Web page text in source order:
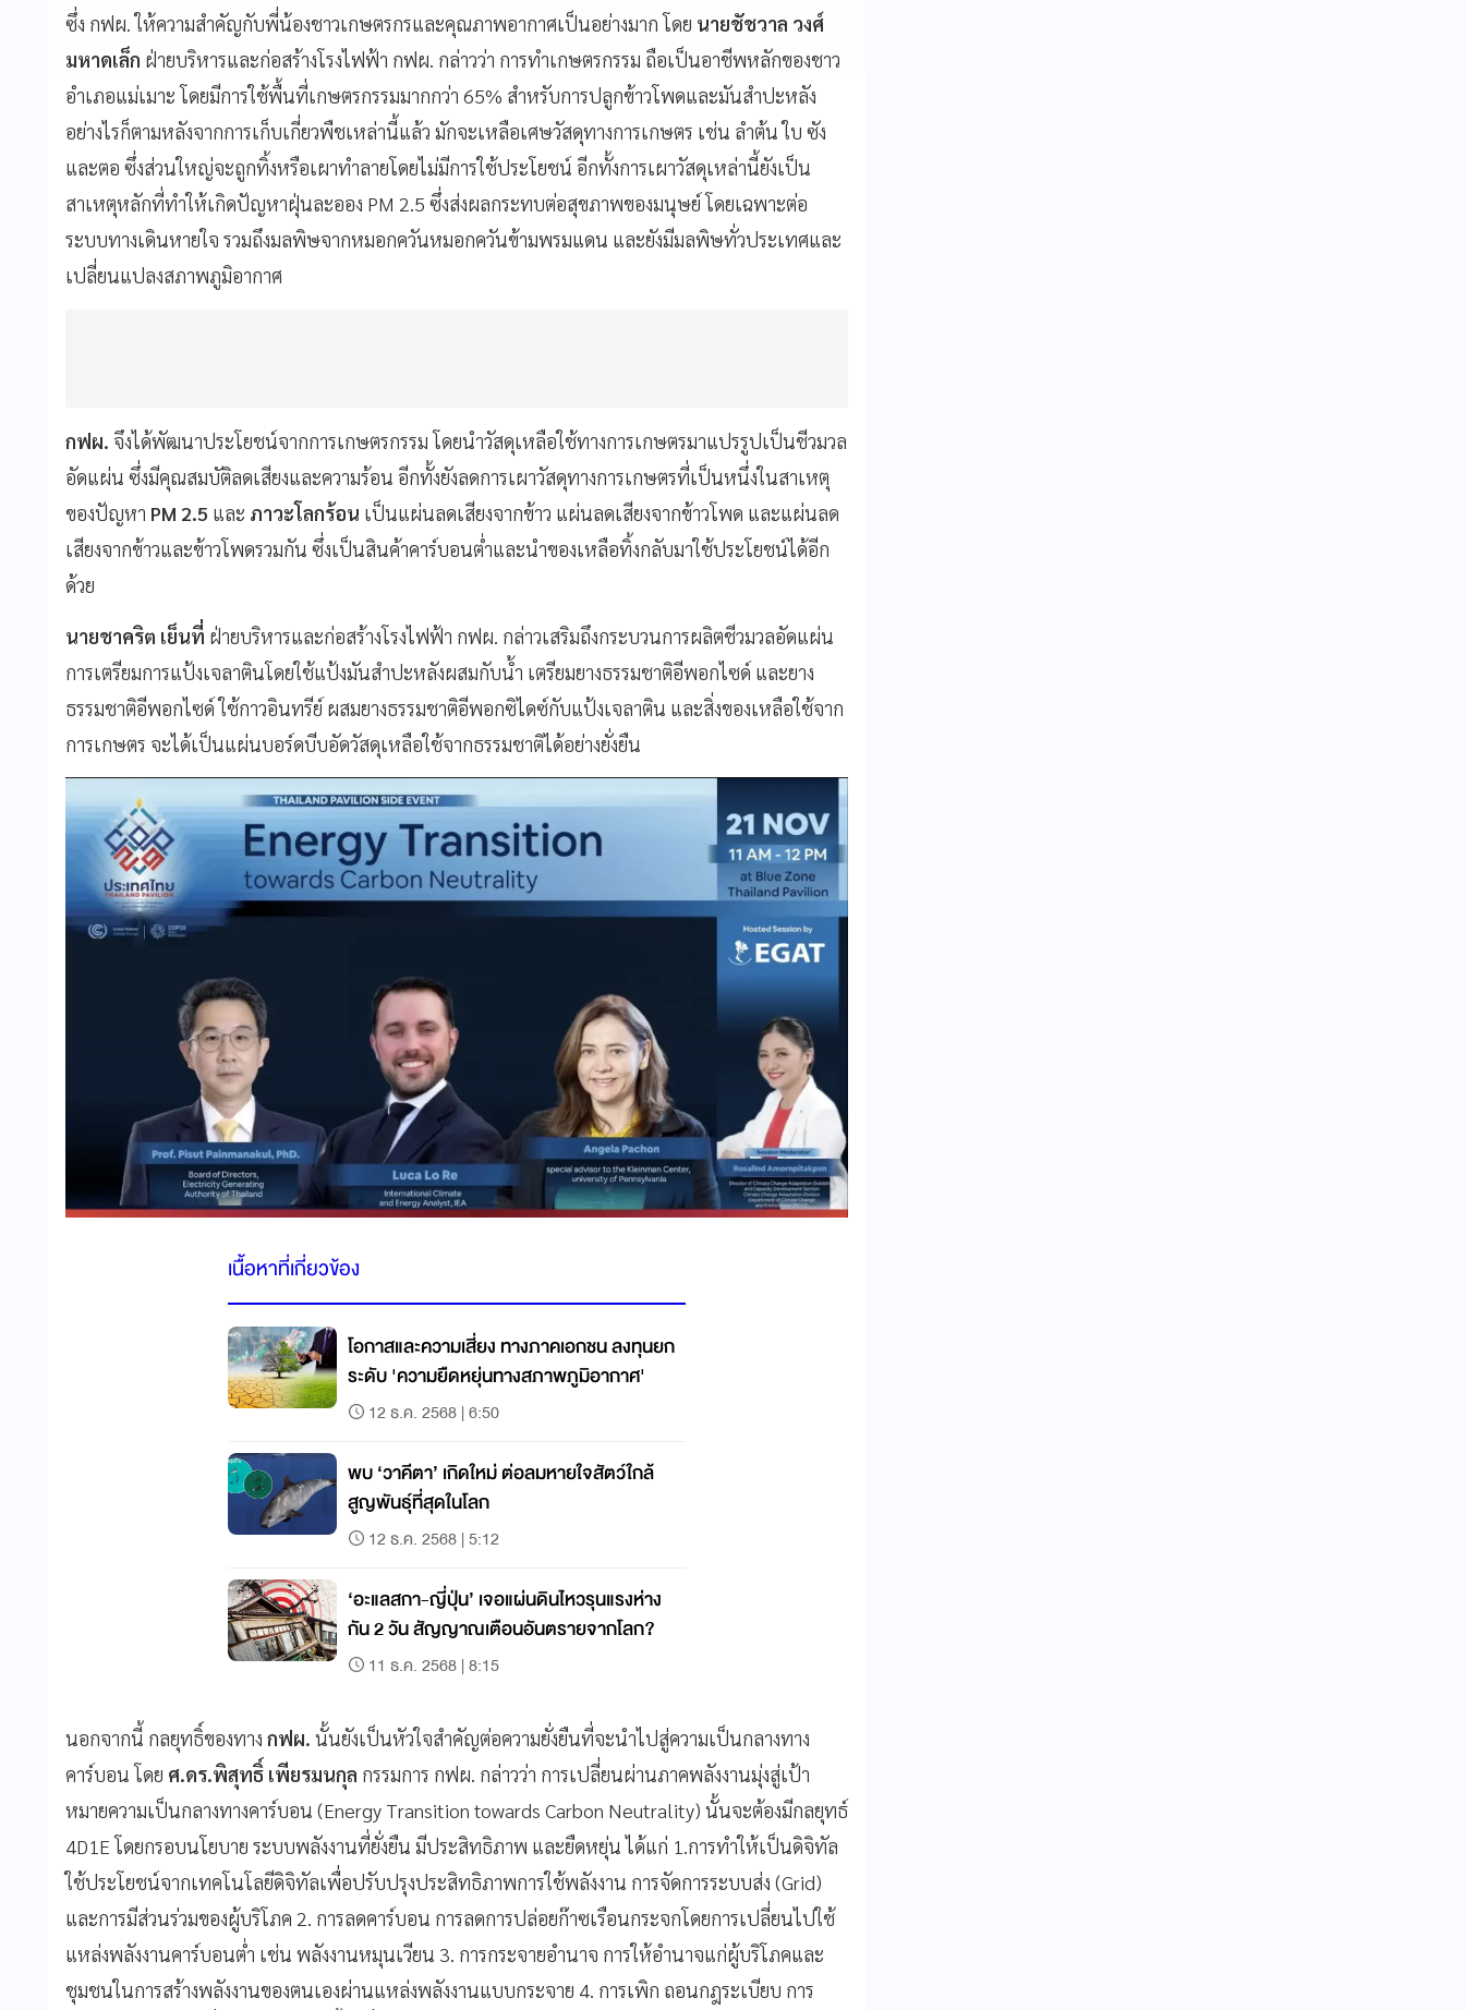
ซึ่ง กฟผ. ให้ความสำคัญกับพี่น้องชาวเกษตรกรและคุณภาพอากาศเป็นอย่างมาก โดย นายชัชวาล วงศ์
มหาดเล็ก ฝ่ายบริหารและก่อสร้างโรงไฟฟ้า กฟผ. กล่าวว่า การทำเกษตรกรรม ถือเป็นอาชีพหลักของชาว
อำเภอแม่เมาะ โดยมีการใช้พื้นที่เกษตรกรรมมากกว่า 65% สำหรับการปลูกข้าวโพดและมันสำปะหลัง
อย่างไรก็ตามหลังจากการเก็บเกี่ยวพืชเหล่านี้แล้ว มักจะเหลือเศษวัสดุทางการเกษตร เช่น ลำต้น ใบ ซัง
และตอ ซึ่งส่วนใหญ่จะถูกทิ้งหรือเผาทำลายโดยไม่มีการใช้ประโยชน์ อีกทั้งการเผาวัสดุเหล่านี้ยังเป็น
สาเหตุหลักที่ทำให้เกิดปัญหาฝุ่นละออง PM 2.5 ซึ่งส่งผลกระทบต่อสุขภาพของมนุษย์ โดยเฉพาะต่อ
ระบบทางเดินหายใจ รวมถึงมลพิษจากหมอกควันหมอกควันข้ามพรมแดน และยังมีมลพิษทั่วประเทศและ
เปลี่ยนแปลงสภาพภูมิอากาศ
กฟผ. จึงได้พัฒนาประโยชน์จากการเกษตรกรรม โดยนำวัสดุเหลือใช้ทางการเกษตรมาแปรรูปเป็นชีวมวล
อัดแผ่น ซึ่งมีคุณสมบัติลดเสียงและความร้อน อีกทั้งยังลดการเผาวัสดุทางการเกษตรที่เป็นหนึ่งในสาเหตุ
ของปัญหา PM 2.5 และ ภาวะโลกร้อน เป็นแผ่นลดเสียงจากข้าว แผ่นลดเสียงจากข้าวโพด และแผ่นลด
เสียงจากข้าวและข้าวโพดรวมกัน ซึ่งเป็นสินค้าคาร์บอนต่ำและนำของเหลือทิ้งกลับมาใช้ประโยชน์ได้อีก
ด้วย
นายชาคริต เย็นที่ ฝ่ายบริหารและก่อสร้างโรงไฟฟ้า กฟผ. กล่าวเสริมถึงกระบวนการผลิตชีวมวลอัดแผ่น
การเตรียมการแป้งเจลาตินโดยใช้แป้งมันสําปะหลังผสมกับน้ำ เตรียมยางธรรมชาติอีพอกไซด์ และยาง
ธรรมชาติอีพอกไซด์ ใช้กาวอินทรีย์ ผสมยางธรรมชาติอีพอกซิไดซ์กับแป้งเจลาติน และสิ่งของเหลือใช้จาก
การเกษตร จะได้เป็นแผ่นบอร์ดบีบอัดวัสดุเหลือใช้จากธรรมชาติได้อย่างยั่งยืน
เนื้อหาที่เกี่ยวข้อง
โอกาสและความเสี่ยง ทางภาคเอกชน ลงทุนยก
ระดับ 'ความยืดหยุ่นทางสภาพภูมิอากาศ'
12 ธ.ค. 2568 | 6:50
พบ ‘วาคีตา’ เกิดใหม่ ต่อลมหายใจสัตว์ใกล้
สูญพันธุ์ที่สุดในโลก
12 ธ.ค. 2568 | 5:12
‘อะแลสกา-ญี่ปุ่น’ เจอแผ่นดินไหวรุนแรงห่าง
กัน 2 วัน สัญญาณเตือนอันตรายจากโลก?
11 ธ.ค. 2568 | 8:15
นอกจากนี้ กลยุทธิ์ของทาง กฟผ. นั้นยังเป็นหัวใจสำคัญต่อความยั่งยืนที่จะนำไปสู่ความเป็นกลางทาง
คาร์บอน โดย ศ.ดร.พิสุทธิ์ เพียรมนกุล กรรมการ กฟผ. กล่าวว่า การเปลี่ยนผ่านภาคพลังงานมุ่งสู่เป้า
หมายความเป็นกลางทางคาร์บอน (Energy Transition towards Carbon Neutrality) นั้นจะต้องมีกลยุทธ์
4D1E โดยกรอบนโยบาย ระบบพลังงานที่ยั่งยืน มีประสิทธิภาพ และยืดหยุ่น ได้แก่ 1.การทําให้เป็นดิจิทัล
ใช้ประโยชน์จากเทคโนโลยีดิจิทัลเพื่อปรับปรุงประสิทธิภาพการใช้พลังงาน การจัดการระบบส่ง (Grid)
และการมีส่วนร่วมของผู้บริโภค 2. การลดคาร์บอน การลดการปล่อยก๊าซเรือนกระจกโดยการเปลี่ยนไปใช้
แหล่งพลังงานคาร์บอนต่ำ เช่น พลังงานหมุนเวียน 3. การกระจายอํานาจ การให้อํานาจแก่ผู้บริโภคและ
ชุมชนในการสร้างพลังงานของตนเองผ่านแหล่งพลังงานแบบกระจาย 4. การเพิก ถอนกฎระเบียบ การ